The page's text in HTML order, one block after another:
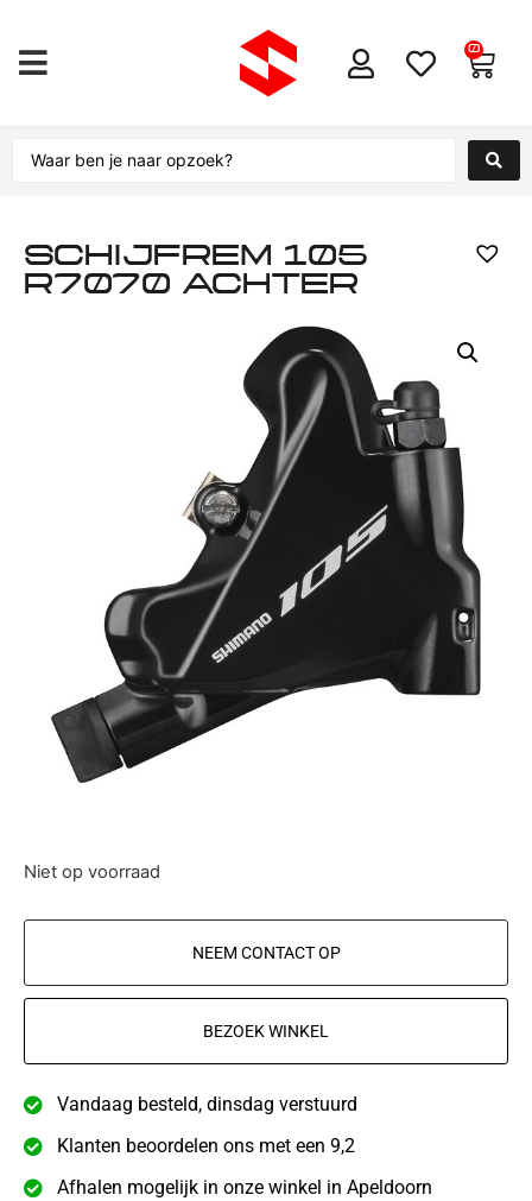
0
SCHIJFREM 105
R7070 ACHTER
Niet op voorraad
NEEM CONTACT OP
BEZOEK WINKEL
Vandaag besteld, dinsdag verstuurd
Klanten beoordelen ons met een 9,2
Afhalen mogelijk in onze winkel in Apeldoorn